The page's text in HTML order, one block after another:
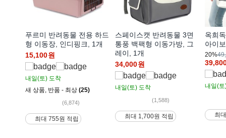
푸르미 반려동물 전용 하드
형 이동장, 인디핑크, 1개
15,100원
내일(토) 도착
새 상품, 반품 - 최상 (25)
(6,874)
최대 755원 적립
스페이스캣 반려동물 3면
통풍 백팩형 이동가방, 그
레이, 1개
34,000원
내일(토) 도착
(1,588)
최대 1,700원 적립
옥희
아이
20%
내일(
최